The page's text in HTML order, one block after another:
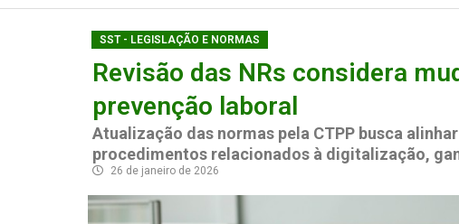
SST - LEGISLAÇÃO E NORMAS
Revisão das NRs considera
prevenção laboral
Atualização das normas pela CTPP busca
procedimentos relacionados à digitalização,
26 de janeiro de 2026